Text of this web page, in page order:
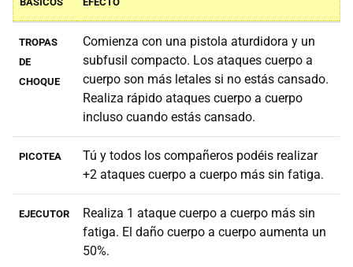
TROPAS
DE
CHOQUE
Comienza con una pistola aturdidora y un
subfusil compacto. Los ataques cuerpo a
cuerpo son más letales si no estás cansado.
Realiza rápido ataques cuerpo a cuerpo
incluso cuando estás cansado.
PICOTEA
Tú y todos los compañeros podéis realizar
+2 ataques cuerpo a cuerpo más sin fatiga.
EJECUTOR
Realiza 1 ataque cuerpo a cuerpo más sin
fatiga. El daño cuerpo a cuerpo aumenta un
50%.